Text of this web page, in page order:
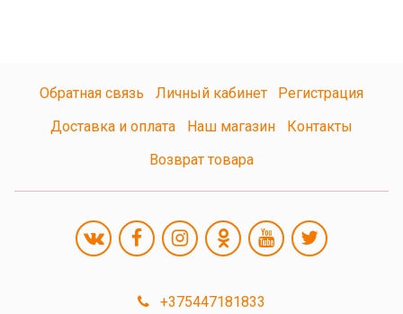
Обратная связь Личный кабинет
Регистрация
Доставка и оплата
Наш магазин
Контакты
Возврат товара
+375447181833